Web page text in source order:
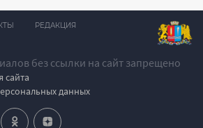
без ссылки на сайт запрещено
сайта
данных
РЕДАКЦИЯ